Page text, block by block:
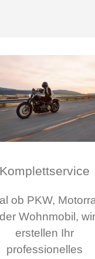
Komplettservice
ob PKW,
Wohnmobil, wir
erstellen Ihr
professionelles